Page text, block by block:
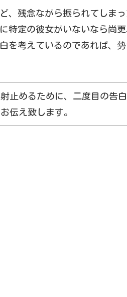
、残念ながら振られてしま
特定の彼女がいないなら尚
を考えているのであれば、
止めるために、二度目の告
伝え致します。